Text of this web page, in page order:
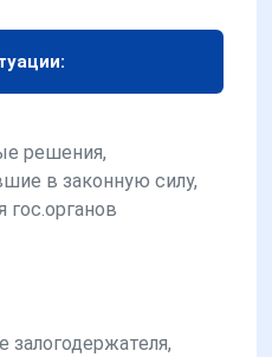
решения,
в законную силу,
гос.органов
залогодержателя,